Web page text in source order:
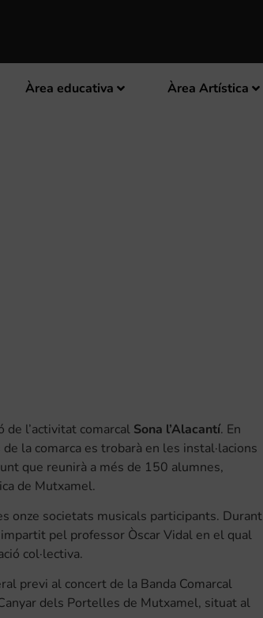
Àrea educativa Àrea Artística
l’activitat comarcal Sona l’Alacantí. En
la comarca es trobarà en les instal·lacions
que reunirà a més de 150 alumnes,
de Mutxamel.
onze societats musicals participants. Durant
pel professor Òscar Vidal en el qual
col·lectiva.
previ al concert de la Banda Comarcal
dels Portelles de Mutxamel, situat al